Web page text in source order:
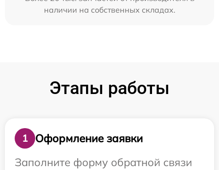
наличии на собственных складах.
Этапы работы
1
Оформление заявки
Заполните форму обратной связи